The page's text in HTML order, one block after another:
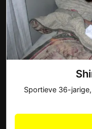
Sportieve 36-